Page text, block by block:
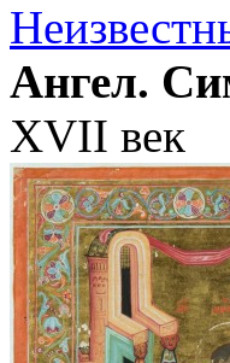
Ангел.
XVII век